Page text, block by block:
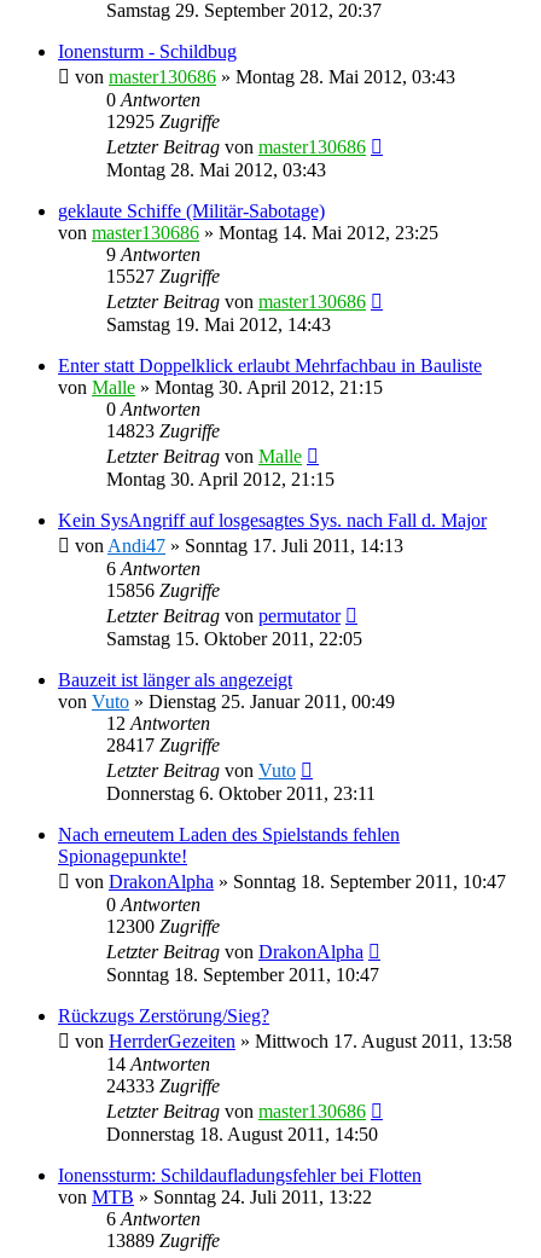
Samstag 29. September 2012, 20:37
Ionensturm - Schildbug
von master130686 » Montag 28. Mai 2012, 03:43
0 Antworten
12925 Zugriffe
Letzter Beitrag von master130686
Montag 28. Mai 2012, 03:43
geklaute Schiffe (Militär-Sabotage)
von master130686 » Montag 14. Mai 2012, 23:25
9 Antworten
15527 Zugriffe
Letzter Beitrag von master130686
Samstag 19. Mai 2012, 14:43
Enter statt Doppelklick erlaubt Mehrfachbau in Bauliste
von Malle » Montag 30. April 2012, 21:15
0 Antworten
14823 Zugriffe
Letzter Beitrag von Malle
Montag 30. April 2012, 21:15
Kein SysAngriff auf losgesagtes Sys. nach Fall d. Major
von Andi47 » Sonntag 17. Juli 2011, 14:13
6 Antworten
15856 Zugriffe
Letzter Beitrag von permutator
Samstag 15. Oktober 2011, 22:05
Bauzeit ist länger als angezeigt
von Vuto » Dienstag 25. Januar 2011, 00:49
12 Antworten
28417 Zugriffe
Letzter Beitrag von Vuto
Donnerstag 6. Oktober 2011, 23:11
Nach erneutem Laden des Spielstands fehlen
Spionagepunkte!
von DrakonAlpha » Sonntag 18. September 2011, 10:47
0 Antworten
12300 Zugriffe
Letzter Beitrag von DrakonAlpha
Sonntag 18. September 2011, 10:47
Rückzugs Zerstörung/Sieg?
von HerrderGezeiten » Mittwoch 17. August 2011, 13:58
14 Antworten
24333 Zugriffe
Letzter Beitrag von master130686
Donnerstag 18. August 2011, 14:50
Ionenssturm: Schildaufladungsfehler bei Flotten
von MTB » Sonntag 24. Juli 2011, 13:22
6 Antworten
13889 Zugriffe